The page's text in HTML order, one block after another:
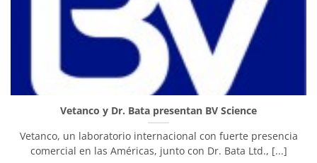
Vetanco y Dr. Bata presentan BV Science
Vetanco, un laboratorio internacional con fuerte presencia
comercial en las Américas, junto con Dr. Bata Ltd., [...]